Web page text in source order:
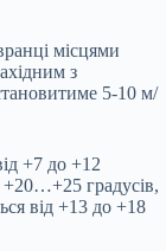
місцями
з
5-10 м/
+7 до +12
+20…+25 градусів,
від +13 до +18